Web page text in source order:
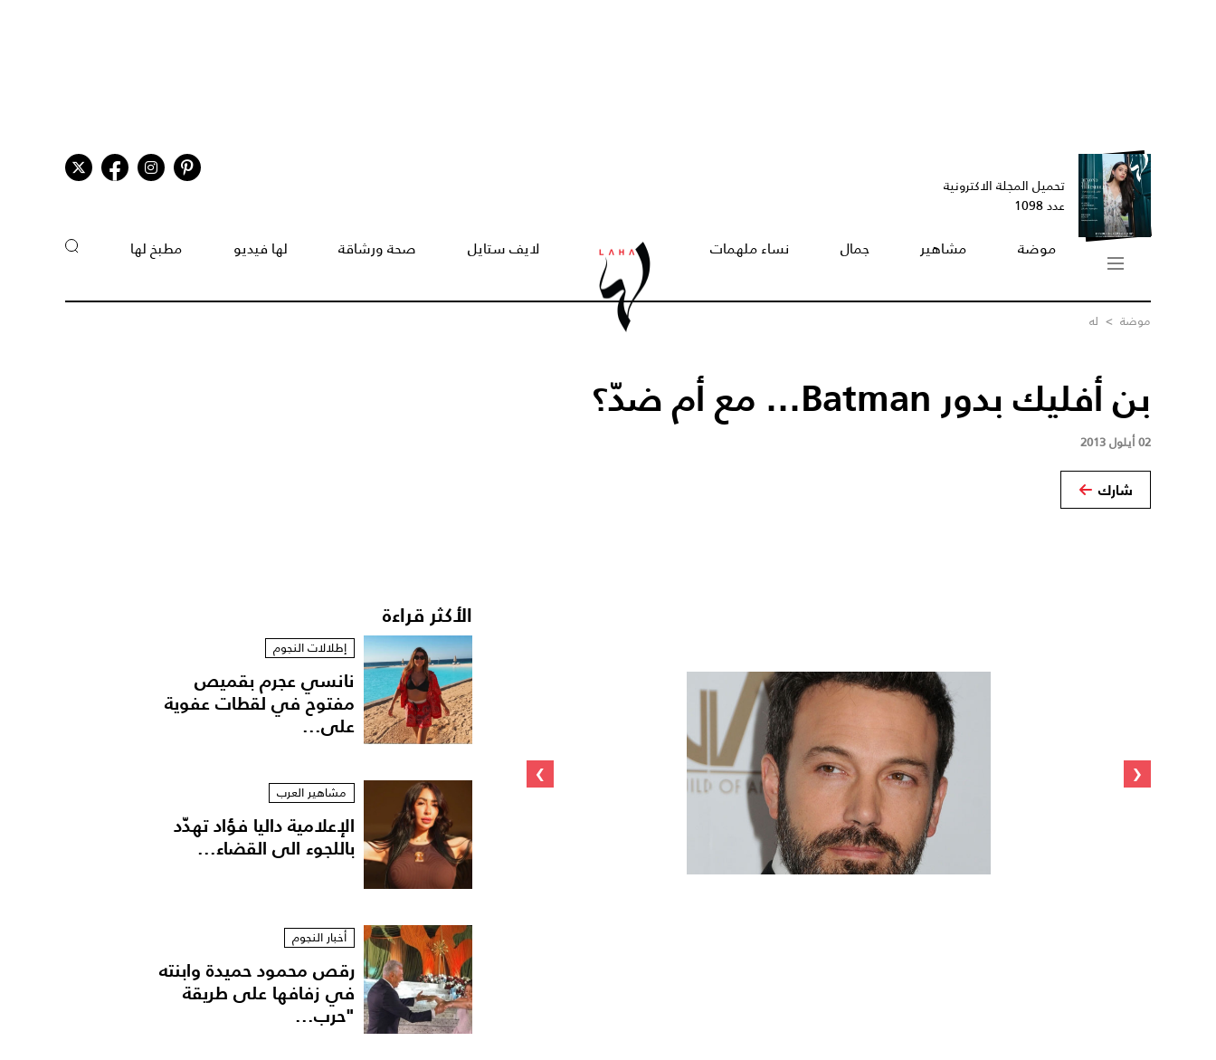
تحميل المجلة الاكترونية
عدد 1098
موضة مشاهير جمال نساء ملهمات لايف ستايل صحة ورشاقة لها فيديو مطبخ لها
موضة > له
بن أفليك بدور Batman... مع أم ضدّ؟
02 أيلول 2013
شارك
‹
›
الأكثر قراءة
إطلالات النجوم
نانسي عجرم بقميص
مفتوح في لقطات عفوية
على...
مشاهير العرب
الإعلامية داليا فؤاد تهدّد
باللجوء الى القضاء...
أخبار النجوم
رقص محمود حميدة وابنته
في زفافها على طريقة
"حرب...